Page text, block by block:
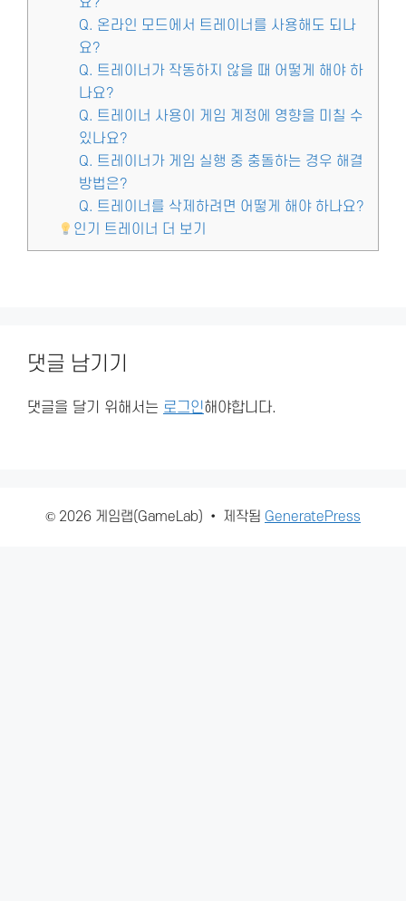
Q. 온라인 모드에서 트레이너를 사용해도 되나
요?
Q. 트레이너가 작동하지 않을 때 어떻게 해야 하
나요?
Q. 트레이너 사용이 게임 계정에 영향을 미칠 수
있나요?
Q. 트레이너가 게임 실행 중 충돌하는 경우 해결
방법은?
Q. 트레이너를 삭제하려면 어떻게 해야 하나요?
인기 트레이너 더 보기
댓글 남기기
댓글을 달기 위해서는 로그인해야합니다.
© 2026 게임랩(GameLab) • 제작됨 GeneratePress